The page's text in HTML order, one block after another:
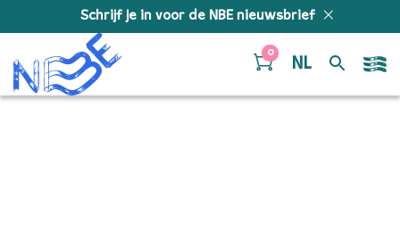
Schrijf je in voor de NBE nieuwsbrief
0
NL